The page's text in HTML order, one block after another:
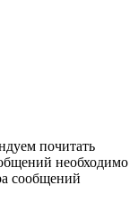
почитать
необходимо
сообщений